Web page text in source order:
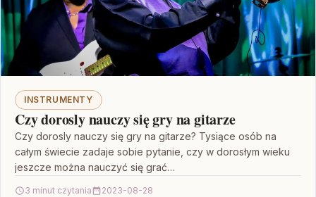
INSTRUMENTY
Czy dorosly nauczy się gry na gitarze
Czy dorosly nauczy się gry na gitarze? Tysiące osób na
całym świecie zadaje sobie pytanie, czy w dorosłym wieku
jeszcze można nauczyć się grać…
3 minut czytania 2023-08-28